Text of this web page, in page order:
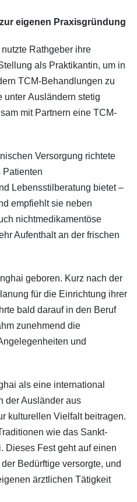
eigenen Praxisgründung
Rathgeber ihre
als Praktikantin, um in
TCM-Behandlungen zu
unter Ausländern stetig
mit Partnern eine TCM-
Versorgung richtete
Patienten
Lebensstilberatung bietet –
empfiehlt sie neben
nichtmedikamentöse
Aufenthalt an der frischen
geboren. Kurz nach der
für die Einrichtung ihrer
bald darauf in den Beruf
zunehmend die
und
als eine international
der Ausländer aus
kulturellen Vielfalt beitragen.
wie das Sankt-
Dieses Fest geht auf einen
Bedürftige versorgte, und
ärztlichen Tätigkeit